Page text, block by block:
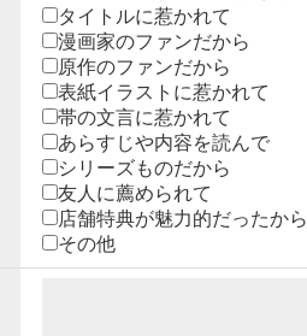
タイトルに惹かれて
漫画家のファンだから
原作のファンだから
表紙イラストに惹かれて
帯の文言に惹かれて
あらすじや内容を読んで
シリーズものだから
友人に薦められて
店舗特典が魅力的だったから
その他